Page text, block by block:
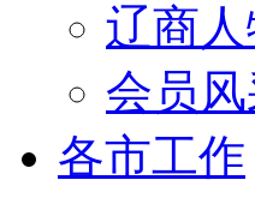
辽商人
会员
各市工作